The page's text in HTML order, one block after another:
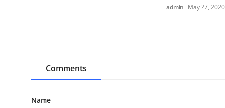
admin May 27, 2020
Comments
Name